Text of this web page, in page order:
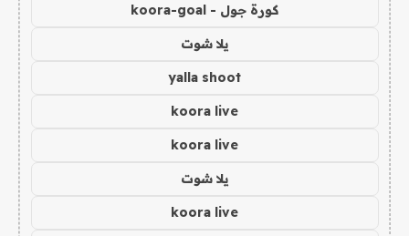
كورة جول - koora-goal
يلا شوت
yalla shoot
koora live
koora live
يلا شوت
koora live